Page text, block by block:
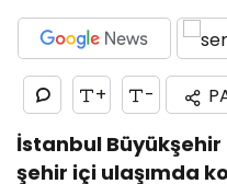
+ -
İstanbul Büyükşehir
şehir içi ulaşımda